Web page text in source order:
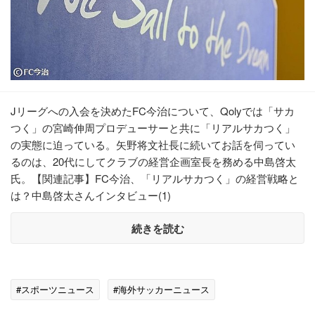
Jリーグへの入会を決めたFC今治について、Qolyでは「サカ
つく」の宮崎伸周プロデューサーと共に「リアルサカつく」
の実態に迫っている。矢野将文社長に続いてお話を伺ってい
るのは、20代にしてクラブの経営企画室長を務める中島啓太
氏。【関連記事】FC今治、「リアルサカつく」の経営戦略と
は？中島啓太さんインタビュー(1)
続きを読む
#スポーツニュース #海外サッカーニュース